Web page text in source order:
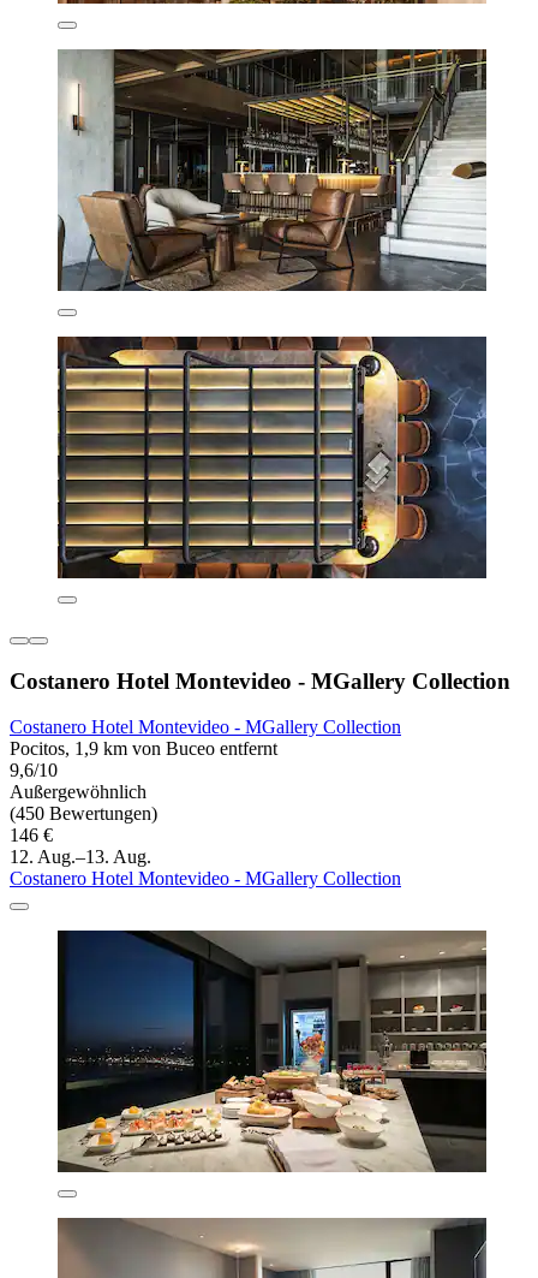
Costanero Hotel Montevideo - MGallery Collection
Costanero Hotel Montevideo - MGallery Collection
Pocitos, 1,9 km von Buceo entfernt
9,6/10
Außergewöhnlich
(450 Bewertungen)
146 €
12. Aug.–13. Aug.
Costanero Hotel Montevideo - MGallery Collection